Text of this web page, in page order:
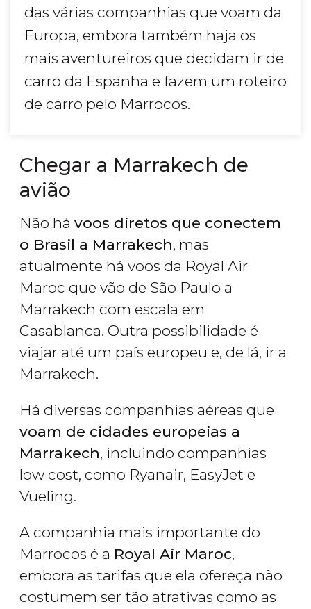
das várias companhias que voam da
Europa, embora também haja os
mais aventureiros que decidam ir de
carro da Espanha e fazem um roteiro
de carro pelo Marrocos.
Chegar a Marrakech de
avião
Não há voos diretos que conectem
o Brasil a Marrakech, mas
atualmente há voos da Royal Air
Maroc que vão de São Paulo a
Marrakech com escala em
Casablanca. Outra possibilidade é
viajar até um país europeu e, de lá, ir a
Marrakech.
Há diversas companhias aéreas que
voam de cidades europeias a
Marrakech, incluindo companhias
low cost, como Ryanair, EasyJet e
Vueling.
A companhia mais importante do
Marrocos é a Royal Air Maroc,
embora as tarifas que ela ofereça não
costumem ser tão atrativas como as